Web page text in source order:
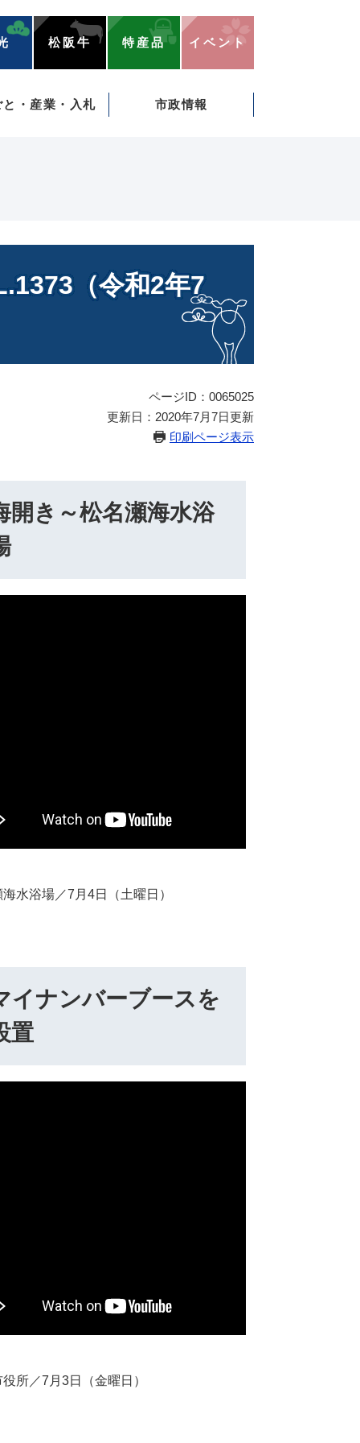
松阪牛 特産品 イベント
と・産業・入札 市政情報
（令和2年7
ページID：0065025
更新日：2020年7月7日更新
印刷ページ表示
開き～松名瀬海水浴
水浴場／7月4日（土曜日）
イナンバーブースを
置
所／7月3日（金曜日）